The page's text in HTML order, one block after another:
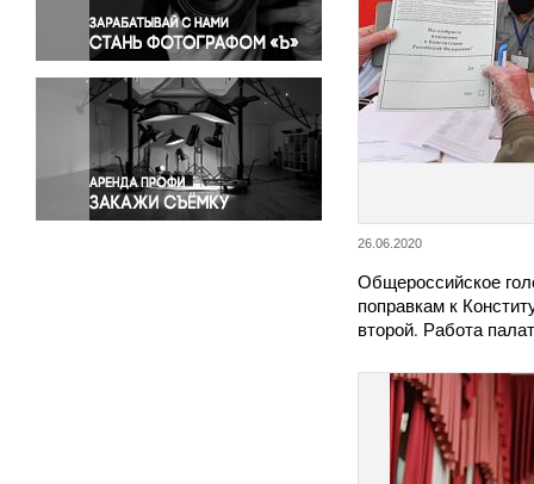
Происшествия и конфликты
Религия
Светская жизнь
Спорт
Экология
Экономика и бизнес
26.06.2020
Общероссийское
поправкам к
второй. Работа